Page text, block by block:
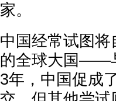
家。
中国经常试图
的全球大国——
3年，中国促成